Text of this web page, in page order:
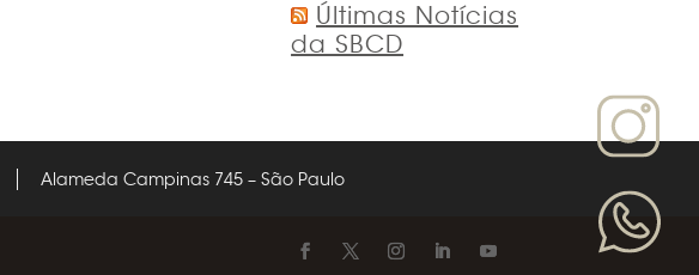
Últimas Notícias
da SBCD
Alameda Campinas 745 – São Paulo